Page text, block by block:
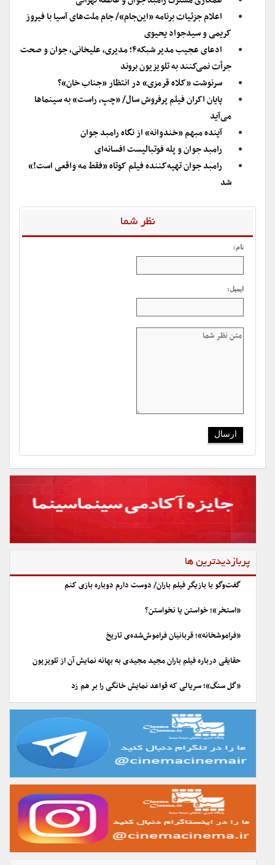
اعلام جزئیات برنامه «این‌جام»/ جام ملت‌های آسیا با فیروز
کریمی و سیدجواد یحیوی
ادعای عجیب مدیر شبکه۴؛ مدیری، علیخانی، جوان و صحت
جرأت نمی‌کنند به تلویزیون بروند
سرنوشت «کلاه قرمزی» در انتظار «جناب خان»؟
پایان اکران فیلم پرفروش سال/ «چپ، راست» به سینماها
می‌آید
آینده مبهم «خندوانه» از نگاه رامبد جوان
رامبد جوان و پله فوتبالیست افسانه‌ای
رامبد جوان تهیه‌کننده فیلم کوتاه «فقط مه واقعی است!»
شد
نظر شما
نام:
ایمیل:
پربازدیدترین ها
گفت‌وگو با بازیگر فیلم باران/ دوست دارم دوباره بازی کنم
«استخر»؛ خواستن یا نخواستن؟
«فراموشخانه»؛ قربانیان فراموش‌شده‌ی تاریخ
حقایقی درباره فیلم باران مجید مجیدی به بهانه نمایش آن از تلویزیون
«گل سنگ»؛ سریالی که قواعد نمایش خانگی را بر هم زد